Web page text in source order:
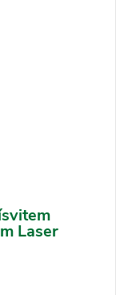
Laser